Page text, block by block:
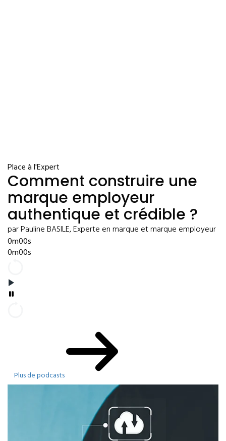
Place à l'Expert
Comment construire une
marque employeur
authentique et crédible ?
par Pauline BASILE, Experte en marque et marque employeur
0m00s
0m00s
Plus de podcasts